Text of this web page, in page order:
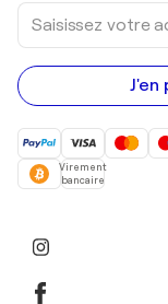
Saisissez
votre
adresse
e-
mail
Virement
bancaire